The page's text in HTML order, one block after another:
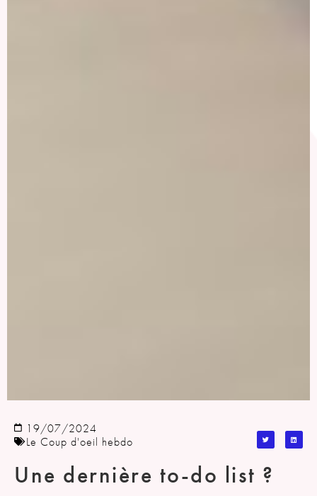
19/07/2024
Le Coup d'oeil hebdo
Une dernière to-do list ?